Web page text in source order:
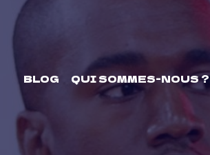
BLOG QUI SOMMES-NOUS ?